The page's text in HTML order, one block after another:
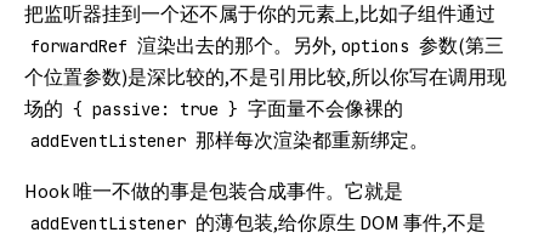
把监听器挂到一个还不属于你的元素上,比如子组件通过
forwardRef 渲染出去的那个。另外, options 参数(第三
个位置参数)是深比较的,不是引用比较,所以你写在调用现
场的 { passive: true } 字面量不会像裸的
addEventListener 那样每次渲染都重新绑定。
Hook 唯一不做的事是包装合成事件。它就是
addEventListener 的薄包装,给你原生 DOM 事件,不是